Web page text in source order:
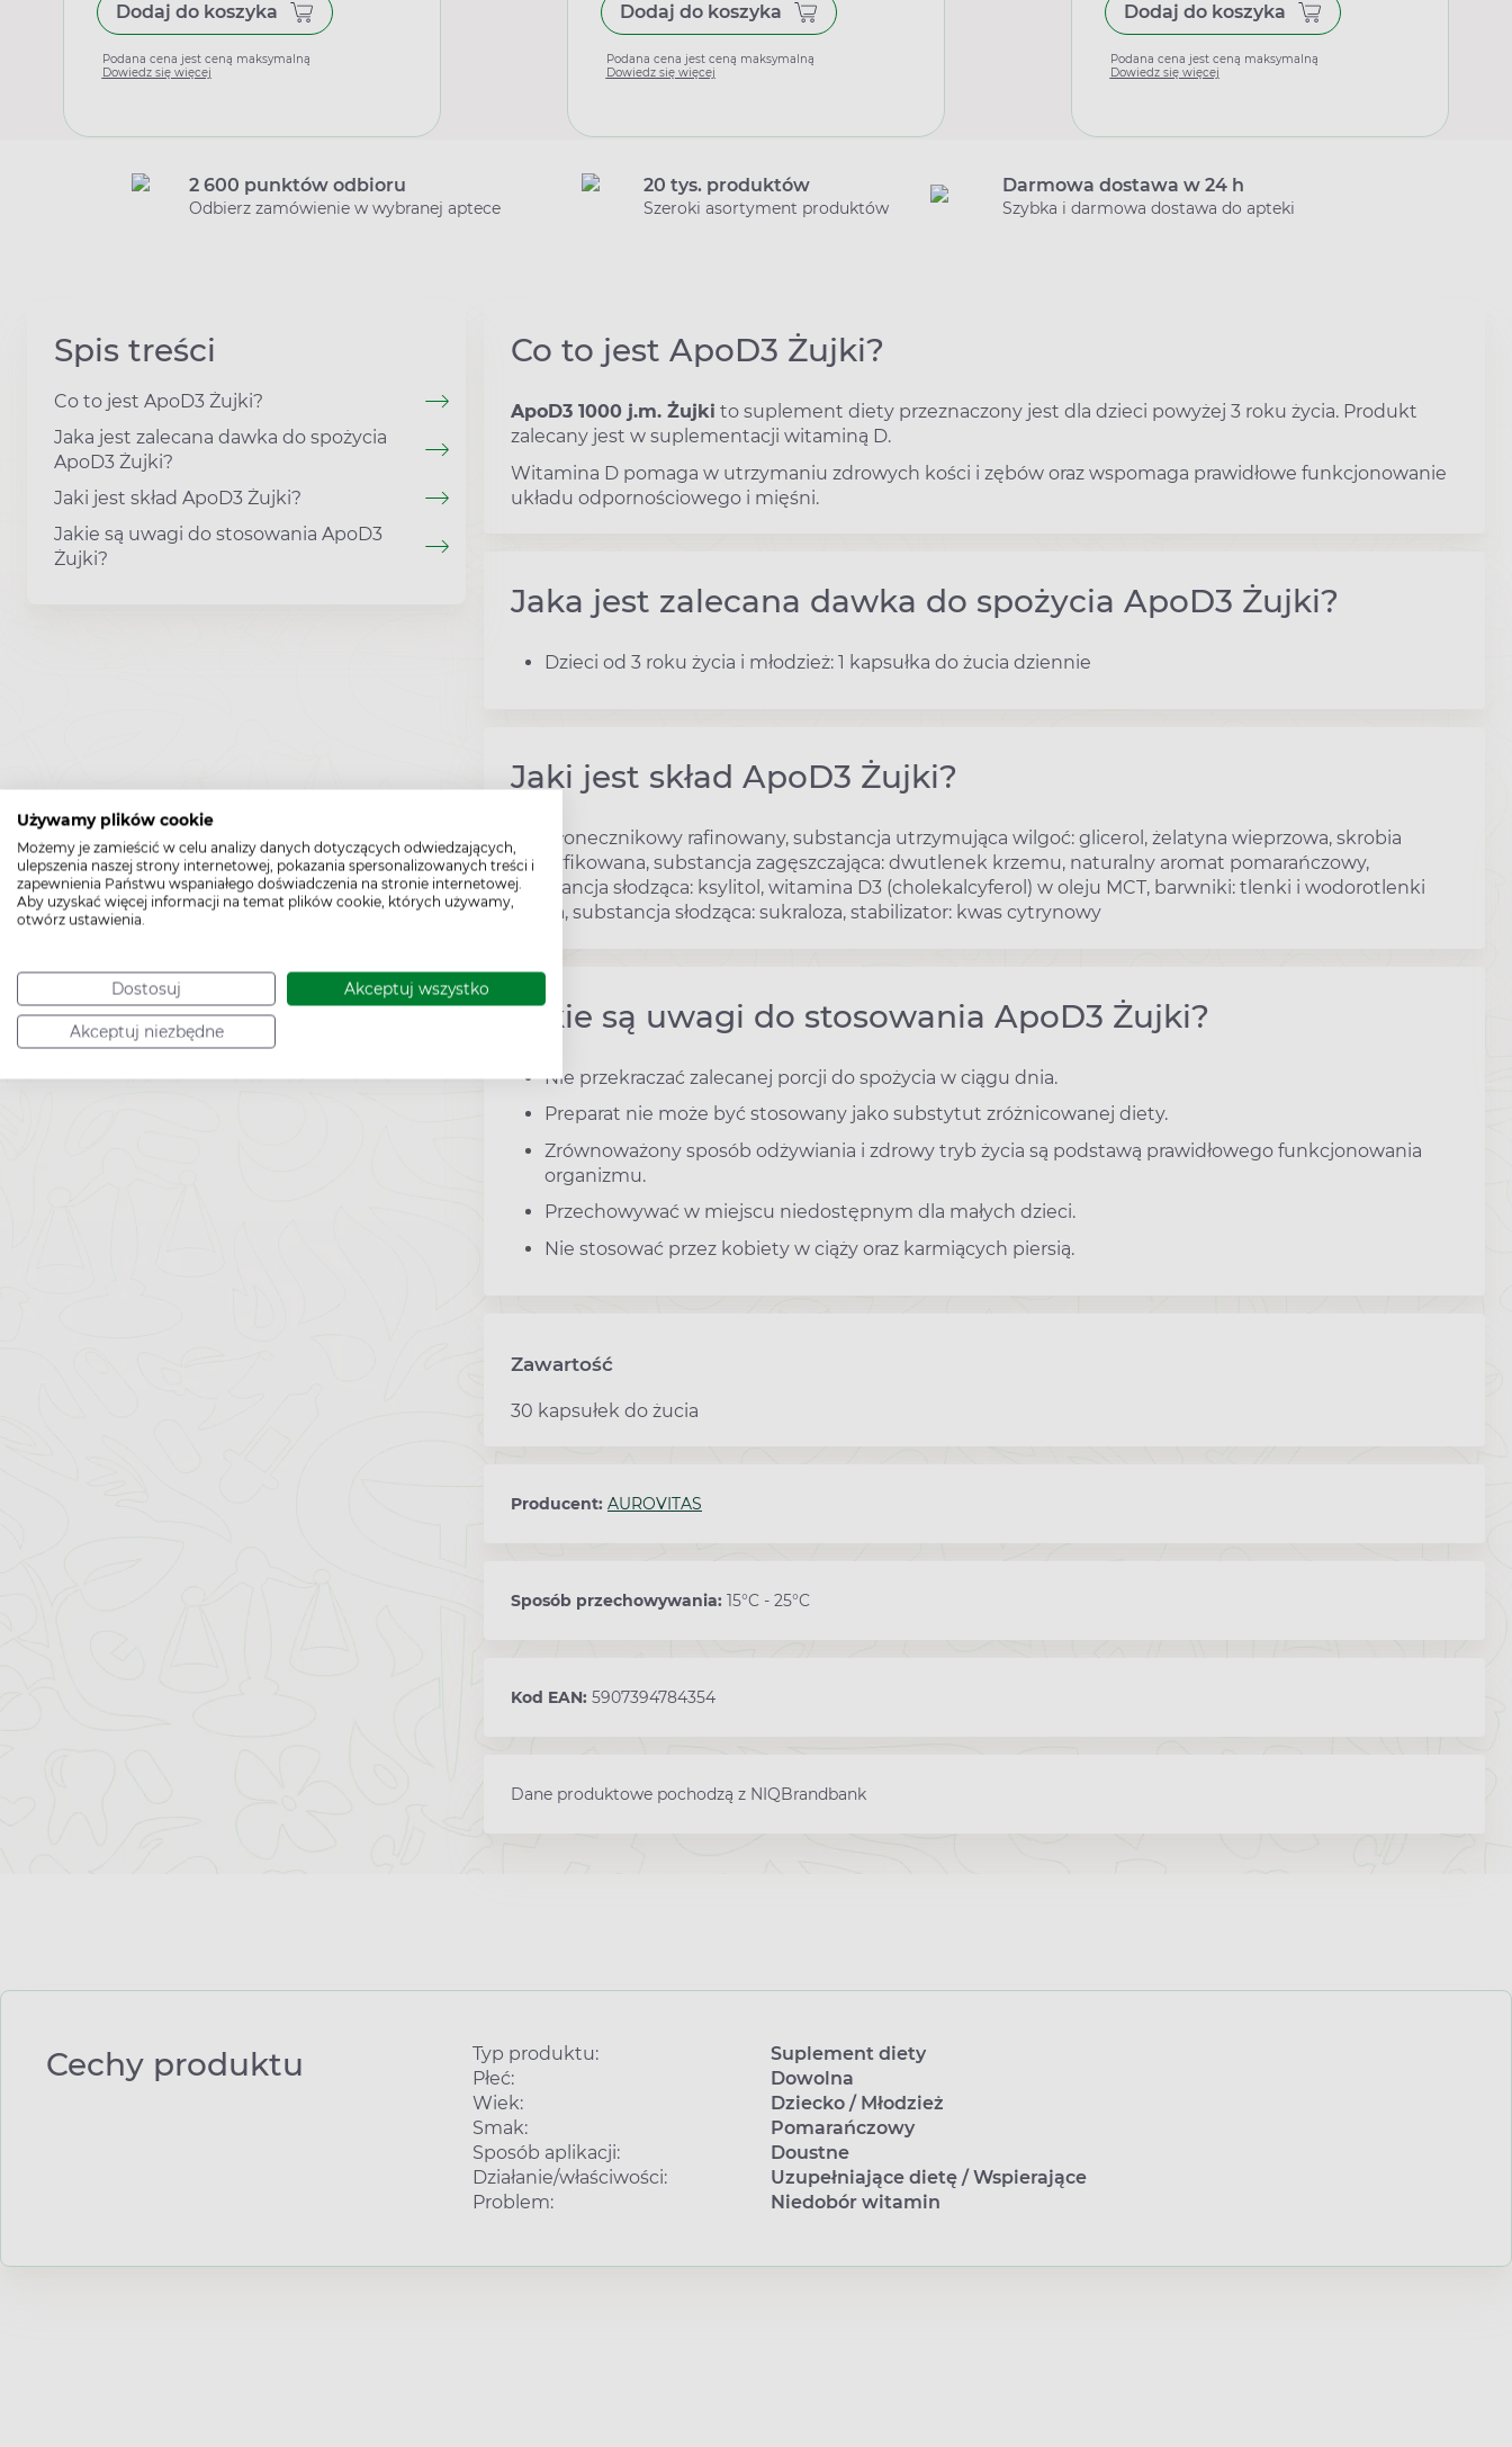
Używamy plików cookie
Możemy je zamieścić w celu analizy danych dotyczących odwiedzających,
ulepszenia naszej strony internetowej, pokazania spersonalizowanych treści i
zapewnienia Państwu wspaniałego doświadczenia na stronie internetowej.
Aby uzyskać więcej informacji na temat plików cookie, których używamy,
otwórz ustawienia.
Dostosuj Akceptuj wszystko
Akceptuj niezbędne
Dodaj do koszyka
Podana cena jest ceną maksymalną
Dowiedz się więcej
Dodaj do koszyka
Podana cena jest ceną maksymalną
Dowiedz się więcej
Dodaj do koszyka
Podana cena jest ceną maksymalną
Dowiedz się więcej
2 600 punktów odbioru
Odbierz zamówienie w wybranej aptece
20 tys. produktów
Szeroki asortyment produktów
Darmowa dostawa w 24 h
Szybka i darmowa dostawa do apteki
Spis treści
Co to jest ApoD3 Żujki?
Jaka jest zalecana dawka do spożycia
ApoD3 Żujki?
Jaki jest skład ApoD3 Żujki?
Jakie są uwagi do stosowania ApoD3
Żujki?
Co to jest ApoD3 Żujki?
ApoD3 1000 j.m. Żujki to suplement diety przeznaczony jest dla dzieci powyżej 3 roku życia. Produkt
zalecany jest w suplementacji witaminą D.
Witamina D pomaga w utrzymaniu zdrowych kości i zębów oraz wspomaga prawidłowe funkcjonowanie
układu odpornościowego i mięśni.
Jaka jest zalecana dawka do spożycia ApoD3 Żujki?
Dzieci od 3 roku życia i młodzież: 1 kapsułka do żucia dziennie
Jaki jest skład ApoD3 Żujki?
Olej słonecznikowy rafinowany, substancja utrzymująca wilgoć: glicerol, żelatyna wieprzowa, skrobia
modyfikowana, substancja zagęszczająca: dwutlenek krzemu, naturalny aromat pomarańczowy,
substancja słodząca: ksylitol, witamina D3 (cholekalcyferol) w oleju MCT, barwniki: tlenki i wodorotlenki
żelaza, substancja słodząca: sukraloza, stabilizator: kwas cytrynowy
Jakie są uwagi do stosowania ApoD3 Żujki?
Nie przekraczać zalecanej porcji do spożycia w ciągu dnia.
Preparat nie może być stosowany jako substytut zróżnicowanej diety.
Zrównoważony sposób odżywiania i zdrowy tryb życia są podstawą prawidłowego funkcjonowania
organizmu.
Przechowywać w miejscu niedostępnym dla małych dzieci.
Nie stosować przez kobiety w ciąży oraz karmiących piersią.
Zawartość
30 kapsułek do żucia
Producent: AUROVITAS
Sposób przechowywania: 15°C - 25°C
Kod EAN: 5907394784354
Dane produktowe pochodzą z NIQBrandbank
Cechy produktu Typ produktu:
Suplement diety
Płeć:
Dowolna
Wiek:
Dziecko/ Młodzież
Smak:
Pomarańczowy
Sposób aplikacji:
Doustne
Działanie/właściwości:
Uzupełniające dietę/ Wspierające
Problem:
Niedobór witamin